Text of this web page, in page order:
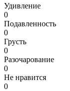
Удивление
0
Подавленность
0
Грусть
0
Разочарование
0
Не нравится
0